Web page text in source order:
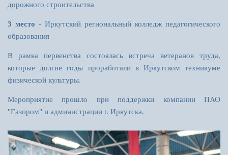
дорожного строительства
3 место - Иркутский региональный колледж педагогического
образования
В рамка первенства состоялась встреча ветеранов труда,
которые долгие годы проработали в Иркутском техникуме
физической культуры.
Мероприятие прошло при поддержки компании ПАО
"Газпром" и администрации г. Иркутска.